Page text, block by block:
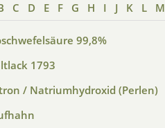
C D E F G H I J K L M
99,8%
1793
/ Natriumhydroxid (Perlen)